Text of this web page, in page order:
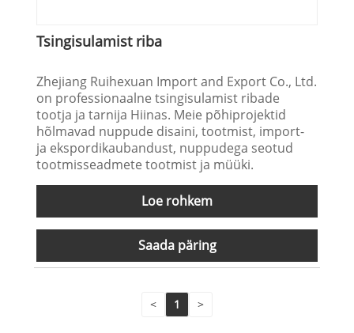
Tsingisulamist riba
Zhejiang Ruihexuan Import and Export Co., Ltd.
on professionaalne tsingisulamist ribade
tootja ja tarnija Hiinas. Meie põhiprojektid
hõlmavad nuppude disaini, tootmist, import-
ja ekspordikaubandust, nuppudega seotud
tootmisseadmete tootmist ja müüki.
Loe rohkem
Saada päring
< 1 >